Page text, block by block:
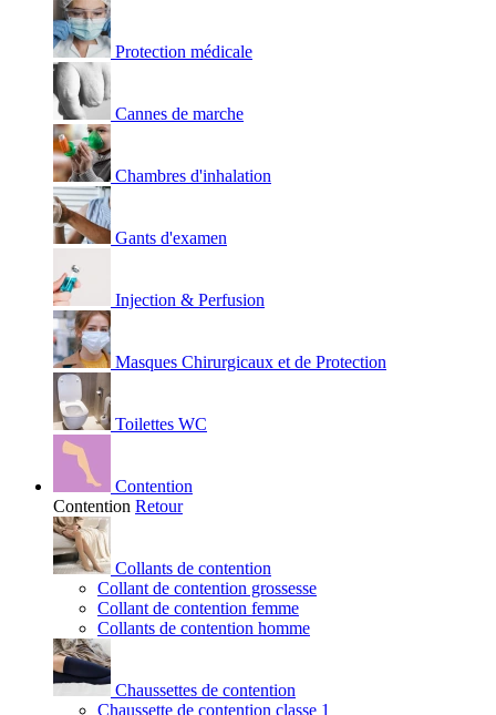
Protection médicale
Cannes de marche
Chambres d'inhalation
Gants d'examen
Injection & Perfusion
Masques Chirurgicaux et de Protection
Toilettes WC
Contention
Contention Retour
Collants de contention
Collant de contention grossesse
Collant de contention femme
Collants de contention homme
Chaussettes de contention
Chaussette de contention classe 1